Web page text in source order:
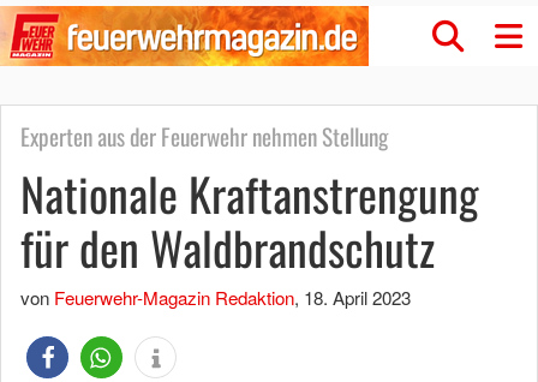
Experten aus der Feuerwehr nehmen Stellung
Nationale Kraftanstrengung
für den Waldbrandschutz
von Feuerwehr-Magazin Redaktion, 18. April 2023